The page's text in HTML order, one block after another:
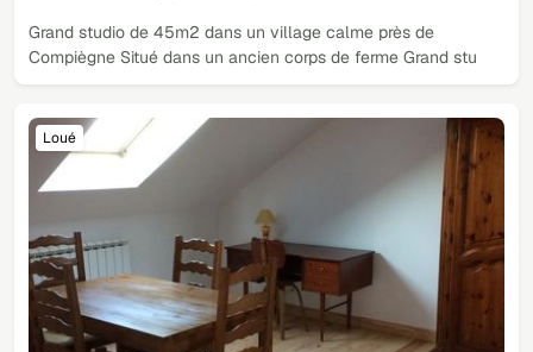
Grand studio de 45m2 dans un village calme près de
Compiègne Situé dans un ancien corps de ferme Grand stu
Loué